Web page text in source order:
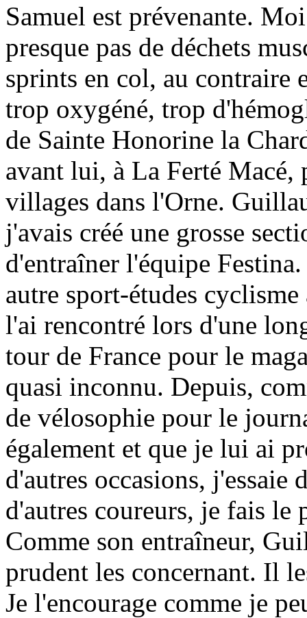
Samuel est prévenante.
presque pas de déchets
sprints en col, au contraire
trop oxygéné, trop
de Sainte Honorine la
avant lui, à La Ferté Macé,
villages dans l'Orne.
j'avais créé une grosse
d'entraîner l'équipe
autre sport-études
l'ai rencontré lors d'une
tour de France pour le
quasi inconnu. Depuis,
de vélosophie pour le
également et que je lui ai
d'autres occasions, j'essaie
d'autres coureurs, je fais le
Comme son entraîneur,
prudent les concernant. Il
Je l'encourage comme je